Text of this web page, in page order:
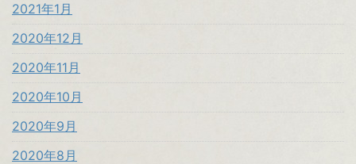
2021年1月
2020年12月
2020年11月
2020年10月
2020年9月
2020年8月